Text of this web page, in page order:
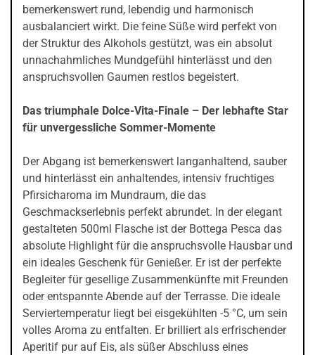
bemerkenswert rund, lebendig und harmonisch
ausbalanciert wirkt. Die feine Süße wird perfekt von
der Struktur des Alkohols gestützt, was ein absolut
unnachahmliches Mundgefühl hinterlässt und den
anspruchsvollen Gaumen restlos begeistert.
Das triumphale Dolce-Vita-Finale – Der lebhafte Star
für unvergessliche Sommer-Momente
Der Abgang ist bemerkenswert langanhaltend, sauber
und hinterlässt ein anhaltendes, intensiv fruchtiges
Pfirsicharoma im Mundraum, die das
Geschmackserlebnis perfekt abrundet. In der elegant
gestalteten 500ml Flasche ist der Bottega Pesca das
absolute Highlight für die anspruchsvolle Hausbar und
ein ideales Geschenk für Genießer. Er ist der perfekte
Begleiter für gesellige Zusammenkünfte mit Freunden
oder entspannte Abende auf der Terrasse. Die ideale
Serviertemperatur liegt bei eisgekühlten -5 °C, um sein
volles Aroma zu entfalten. Er brilliert als erfrischender
Aperitif pur auf Eis, als süßer Abschluss eines